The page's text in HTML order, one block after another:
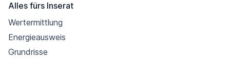
Alles fürs Inserat
Wertermittlung
Energieausweis
Grundrisse